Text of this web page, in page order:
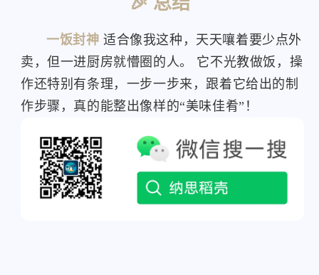
一饭封神 适合像我这种，天天嚷着要少点外
卖，但一进厨房就懵圈的人。 它不光教做饭，操
作还特别有条理，一步一步来，跟着它给出的制
作步骤，真的能整出像样的“美味佳肴”！